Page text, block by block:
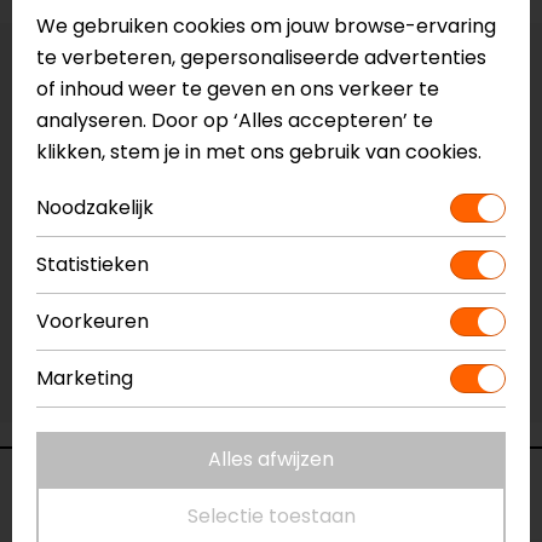
Vestiging Apeldoorn
Niet op voorraad
Vestiging Breda
Vestiging Capelle a/d IJssel
Niet op voorraad
Vestiging Eindhoven
Niet op voorraad
Vestiging Vianen
Niet op voorraad
Gerelateerde producten
We gebruiken cookies om jouw browse-ervaring
te verbeteren, gepersonaliseerde advertenties
of inhoud weer te geven en ons verkeer te
analyseren. Door op ‘Alles accepteren’ te
klikken, stem je in met ons gebruik van cookies.
Noodzakelijk
Statistieken
Voorkeuren
Marketing
Alles afwijzen
Selectie toestaan